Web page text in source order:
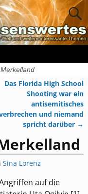
Das Florida High School
Shooting war ein
antisemitisches
und niemand
spricht darüber →
Sina Lorenz
auf die